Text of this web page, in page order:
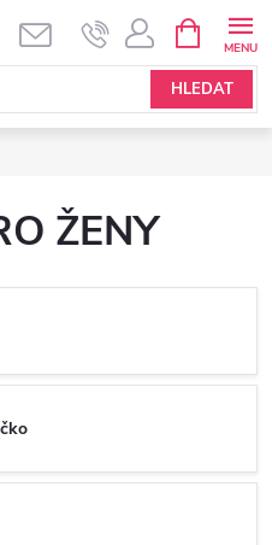
HLEDAT
NÁKUPNÍ
KOŠÍK
ŽENY